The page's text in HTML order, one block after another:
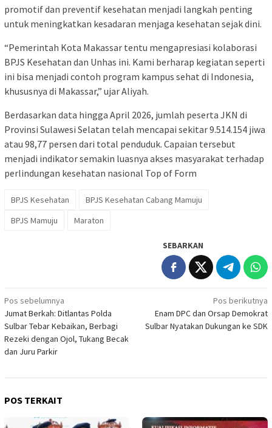
promotif dan preventif kesehatan menjadi langkah penting
untuk meningkatkan kesadaran menjaga kesehatan sejak dini.
“Pemerintah Kota Makassar tentu mengapresiasi kolaborasi
BPJS Kesehatan dan Unhas ini. Kami berharap kegiatan seperti
ini bisa menjadi contoh program kampus sehat di Indonesia,
khususnya di Makassar,” ujar Aliyah.
Berdasarkan data hingga April 2026, jumlah peserta JKN di
Provinsi Sulawesi Selatan telah mencapai sekitar 9.514.154 jiwa
atau 98,77 persen dari total penduduk. Capaian tersebut
menjadi indikator semakin luasnya akses masyarakat terhadap
perlindungan kesehatan nasional Top of Form
BPJS Kesehatan
BPJS Kesehatan Cabang Mamuju
BPJS Mamuju
Maraton
SEBARKAN
Navigasi
pos
Pos sebelumnya
Jumat Berkah: Ditlantas Polda
Sulbar Tebar Kebaikan, Berbagi
Rezeki dengan Ojol, Tukang Becak
dan Juru Parkir
Pos berikutnya
Enam DPC dan Orsap Demokrat
Sulbar Nyatakan Dukungan ke SDK
POS TERKAIT